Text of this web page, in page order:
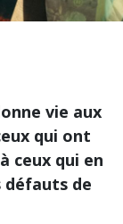
vie aux
qui ont
ceux qui en
de